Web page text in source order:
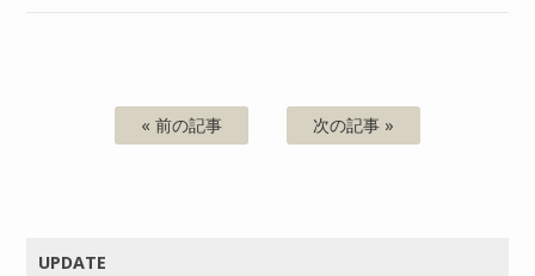
« 前の記事 次の記事 »
UPDATE